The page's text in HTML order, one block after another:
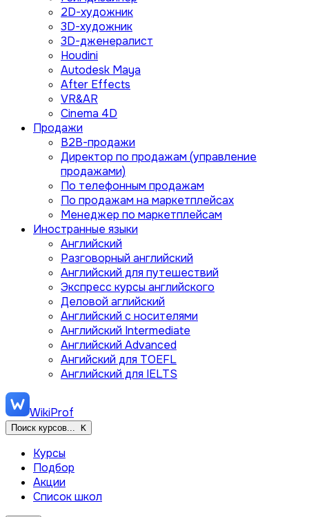
2D-художник
3D-художник
3D-дженералист
Houdini
Autodesk Maya
After Effects
VR&AR
Cinema 4D
Продажи
B2B-продажи
Директор по продажам (управление
продажами)
По телефонным продажам
По продажам на маркетплейсах
Менеджер по маркетплейсам
Иностранные языки
Английский
Разговорный английский
Английский для путешествий
Экспресс курсы английского
Деловой аглийский
Английский с носителями
Английский Intermediate
Английский Advanced
Ангийский для TOEFL
Английский для IELTS
WikiProf
Поиск курсов... K
Курсы
Подбор
Акции
Список школ